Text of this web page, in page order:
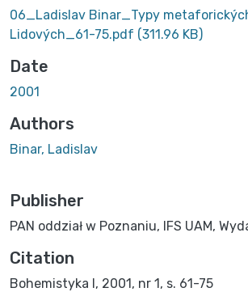
06_Ladislav Binar_Typy
Lidových_61-75.pdf (311.96 KB)
Date
2001
Authors
Binar, Ladislav
Publisher
PAN oddział w Poznaniu, IFS UAM,
Citation
Bohemistyka I, 2001, nr 1, s. 61-75